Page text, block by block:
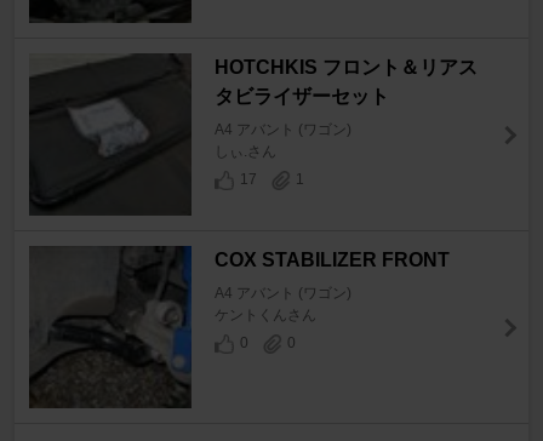
HOTCHKIS フロント＆リアス
タビライザーセット
A4 アバント (ワゴン)
しぃ.さん
17
1
COX STABILIZER FRONT
A4 アバント (ワゴン)
ケントくんさん
0
0